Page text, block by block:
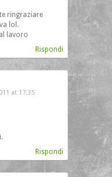
ringraziare
lol.
lavoro
Rispondi
at 17:35
Rispondi